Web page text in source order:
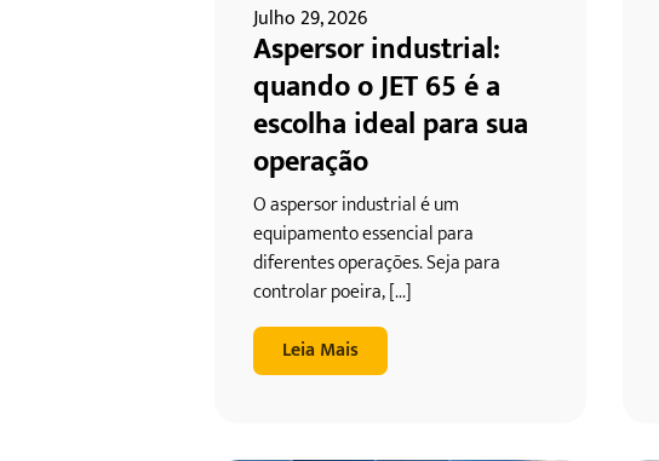
Julho 29, 2026
Aspersor industrial:
quando o JET 65 é a
escolha ideal para sua
operação
O aspersor industrial é um
equipamento essencial para
diferentes operações. Seja para
controlar poeira, [...]
Leia Mais